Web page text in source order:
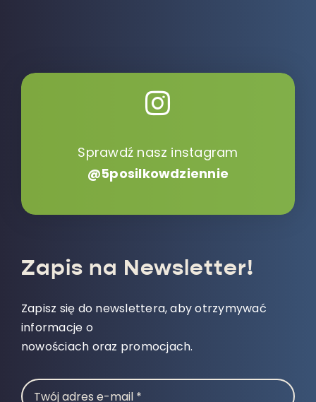
Sprawdź nasz instagram
@5posilkowdziennie
Zapis na Newsletter!
Zapisz się do newslettera, aby otrzymywać
informacje o
nowościach oraz promocjach.